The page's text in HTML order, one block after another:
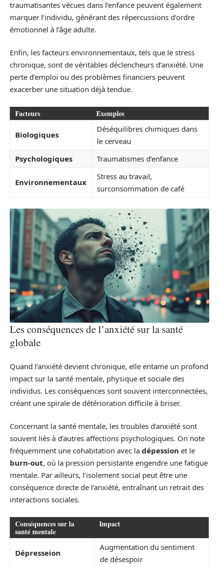
traumatisantes vécues dans l’enfance peuvent également
marquer l’individu, générant des répercussions d’ordre
émotionnel à l’âge adulte.
Enfin, les facteurs environnementaux, tels que le stress
chronique, sont de véritables déclencheurs d’anxiété. Une
perte d’emploi ou des problèmes financiers peuvent
exacerber une situation déjà tendue.
Facteurs Exemples
Biologiques
Déséquilibres chimiques dans
le cerveau
Psychologiques
Traumatismes d’enfance
Environnementaux
Stress au travail,
surconsommation de café
Les conséquences de l’anxiété sur la santé
globale
Quand l’anxiété devient chronique, elle entame un profond
impact sur la santé mentale, physique et sociale des
individus. Les conséquences sont souvent interconnectées,
créant une spirale de détérioration difficile à briser.
Concernant la santé mentale, les troubles d’anxiété sont
souvent liés à d’autres affections psychologiques. On note
fréquemment une cohabitation avec la dépession et le
burn-out, où la pression persistante engendre une fatigue
mentale. Par ailleurs, l’isolement social peut être une
conséquence directe de l’anxiété, entraînant un retrait des
interactions sociales.
Conséquences sur la
santé mentale
Impact
Dépresseion
Augmentation du sentiment
de désespoir